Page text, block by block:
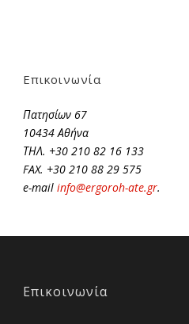
Επικοινωνία
Πατησίων 67
10434 Αθήνα
ΤΗΛ. +30 210 82 16 133
FAX. +30 210 88 29 575
e-mail info@ergoroh-ate.gr.
Επικοινωνία